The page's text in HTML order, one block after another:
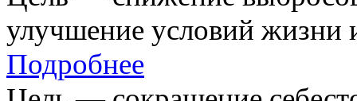
улучшение условий жизни
Подробнее